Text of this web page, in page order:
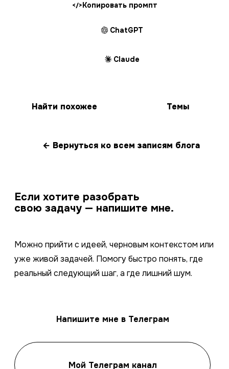
</> Копировать промпт
ChatGPT
Claude
Найти похожее Темы
← Вернуться ко всем записям блога
Если хотите разобрать
свою задачу — напишите мне.
Можно прийти с идеей, черновым контекстом или
уже живой задачей. Помогу быстро понять, где
реальный следующий шаг, а где лишний шум.
Напишите мне в Телеграм
Мой Телеграм канал